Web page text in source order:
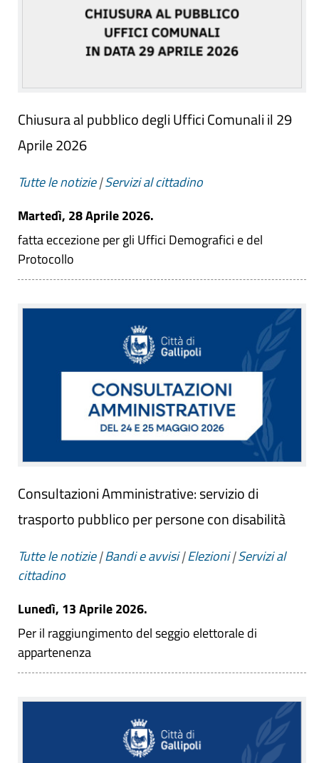
Chiusura al pubblico degli Uffici Comunali il 29
Aprile 2026
Tutte le notizie|Servizi al cittadino
Martedì, 28 Aprile 2026.
fatta eccezione per gli Uffici Demografici e del
Protocollo
Consultazioni Amministrative: servizio di
trasporto pubblico per persone con disabilità
Tutte le notizie|Bandi e avvisi|Elezioni|Servizi al
cittadino
Lunedì, 13 Aprile 2026.
Per il raggiungimento del seggio elettorale di
appartenenza